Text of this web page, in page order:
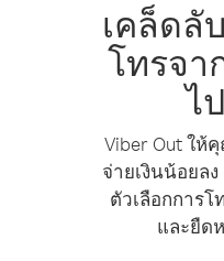
เคล็ดลั
โทรจา
ไ
Viber Out ใ
จ่ายเงินน้อยล
ตัวเลือกการ
และยืด